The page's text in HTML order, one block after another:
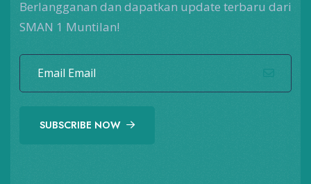
Berlangganan dan dapatkan update terbaru dari
SMAN 1 Muntilan!
SUBSCRIBE NOW